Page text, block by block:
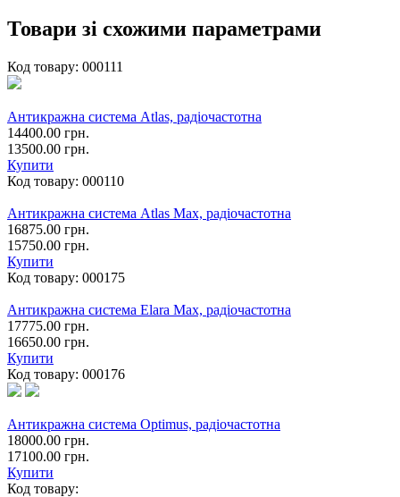
Товари зі схожими параметрами
Код товару: 000111
Антикражна система Atlas, радіочастотна
14400.00 грн.
13500.00 грн.
Купити
Код товару: 000110
Антикражна система Atlas Max, радіочастотна
16875.00 грн.
15750.00 грн.
Купити
Код товару: 000175
Антикражна система Elara Max, радіочастотна
17775.00 грн.
16650.00 грн.
Купити
Код товару: 000176
Антикражна система Optimus, радіочастотна
18000.00 грн.
17100.00 грн.
Купити
Код товару: